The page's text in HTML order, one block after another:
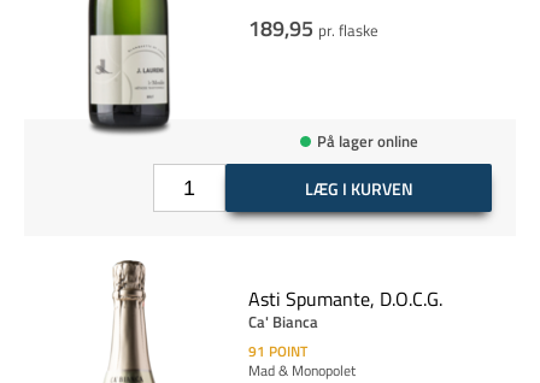
189,95 pr. flaske
På lager online
LÆG I KURVEN
Asti Spumante, D.O.C.G.
Ca' Bianca
91 POINT
Mad & Monopolet